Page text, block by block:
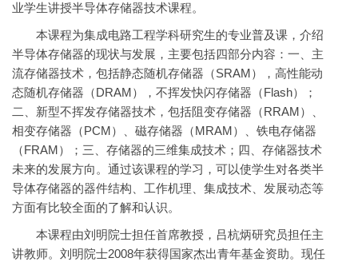
业学生讲授半导体存储器技术课程。
本课程为集成电路工程学科研究生的专业普及课，介绍
半导体存储器的现状与发展，主要包括四部分内容：一、主
流存储器技术，包括静态随机存储器（SRAM），高性能动
态随机存储器（DRAM），不挥发快闪存储器（Flash）；
二、新型不挥发存储器技术，包括阻变存储器（RRAM）、
相变存储器（PCM）、磁存储器（MRAM）、铁电存储器
（FRAM）；三、存储器的三维集成技术；四、存储器技术
未来的发展方向。通过该课程的学习，可以使学生对各类半
导体存储器的器件结构、工作机理、集成技术、发展动态等
方面有比较全面的了解和认识。
本课程由刘明院士担任首席教授，吕杭炳研究员担任主
讲教师。刘明院士2008年获得国家杰出青年基金资助。现任